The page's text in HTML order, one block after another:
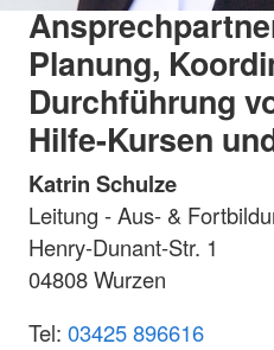
Planung,
Durchführung
Hilfe-Kursen
Katrin Schulze
Leitung - Aus- &
Henry-Dunant-Str. 1
04808 Wurzen
Tel: 03425 896616